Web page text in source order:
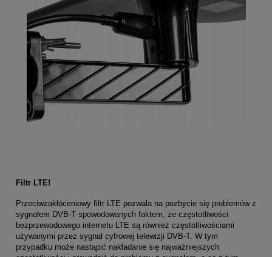
Filtr LTE!
Przeciwzakłóceniowy filtr LTE pozwala na pozbycie się problemów z
sygnałem DVB-T spowodowanych faktem, że częstotliwości
bezprzewodowego internetu LTE są również częstotliwościami
używanymi przez sygnał cyfrowej telewizji DVB-T. W tym
przypadku może nastąpić nakładanie się najważniejszych